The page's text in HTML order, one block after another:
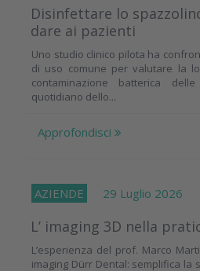
Disinfettare lo
dare ai pazienti
Uno studio clinico pilota ha
di uso comune per valutare la
contaminazione batterica
quotidiano dello...
Approfondisci
AZIENDE 29 Luglio 2026
L’ imaging 3D nella
L’esperienza del prof. Marco
imaging Dürr Dental: semplifica la